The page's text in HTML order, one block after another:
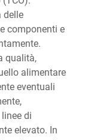
delle
componenti e
qualità,
alimentare
eventuali
di
elevato. In